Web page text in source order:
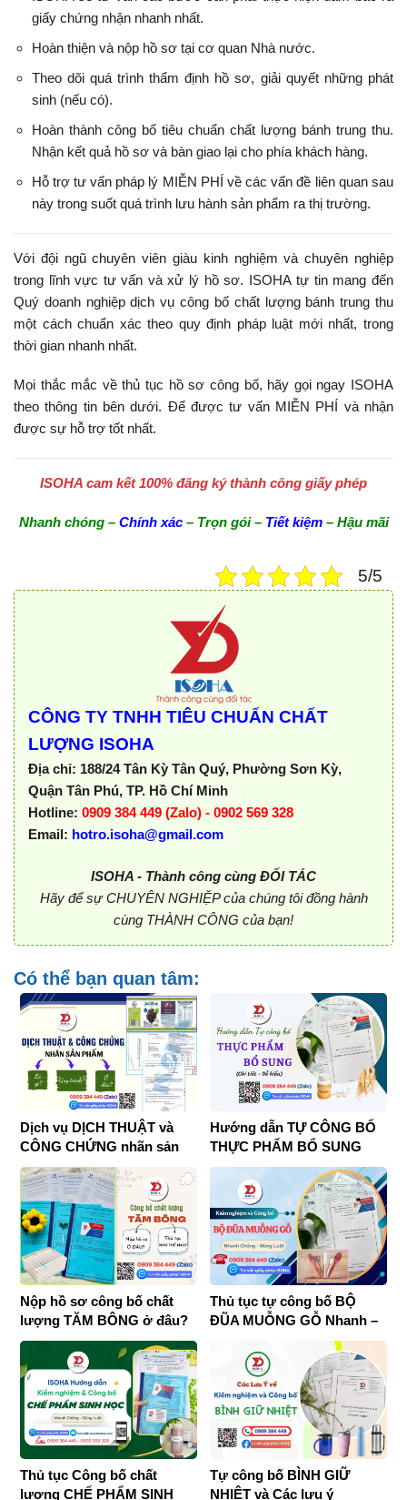
giấy chứng nhận nhanh nhất.
Hoàn thiện và nộp hồ sơ tại cơ quan Nhà nước.
Theo dõi quá trình thẩm định hồ sơ, giải quyết những phát
sinh (nếu có).
Hoàn thành công bố tiêu chuẩn chất lượng bánh trung thu.
Nhận kết quả hồ sơ và bàn giao lại cho phía khách hàng.
Hỗ trợ tư vấn pháp lý MIỄN PHÍ về các vấn đề liên quan sau
này trong suốt quá trình lưu hành sản phẩm ra thị trường.
Với đội ngũ chuyên viên giàu kinh nghiệm và chuyên nghiệp
trong lĩnh vực tư vấn và xử lý hồ sơ. ISOHAtự tin mang đến
Quý doanh nghiệp dịch vụcông bố chất lượng bánh trung thu
một cách chuẩn xác theo quy định pháp luật mới nhất, trong
thời gian nhanh nhất.
Mọi thắc mắc về thủ tục hồ sơ công bố, hãy gọi ngay ISOHA
theo thông tin bên dưới. Để được tư vấn MIỄN PHÍ và nhận
được sự hỗ trợ tốt nhất.
ISOHA cam kết 100% đăng ký thành công giấy phép
Nhanh chóng – Chính xác– Trọn gói – Tiết kiệm– Hậu mãi
5/5
CÔNG TY TNHH TIÊU CHUẨN CHẤT
LƯỢNG ISOHA
Địa chỉ: 188/24 Tân Kỳ Tân Quý, Phường Sơn Kỳ,
Quận Tân Phú, TP. Hồ Chí Minh
Hotline: 0909 384 449 (Zalo) - 0902 569 328
Email: hotro.isoha@gmail.com
ISOHA - Thành công cùng ĐỐI TÁC
Hãy để sự CHUYÊN NGHIỆP của chúng tôi đồng hành
cùng THÀNH CÔNG của bạn!
Có thể bạn quan tâm:
Dịch vụ DỊCH THUẬT và
CÔNG CHỨNG nhãn sản
phẩm 2026
Hướng dẫn TỰ CÔNG BỐ
THỰC PHẨM BỔ SUNG
2026 (chi tiết)
Nộp hồ sơ công bố chất
lượng TĂM BÔNG ở đâu?
Thủ tục tự công bố BỘ
ĐŨA MUỖNG GỖ Nhanh –
Thủ tục Công bố chất
lượng CHẾ PHẨM SINH
Tự công bố BÌNH GIỮ
NHIỆT và Các lưu ý